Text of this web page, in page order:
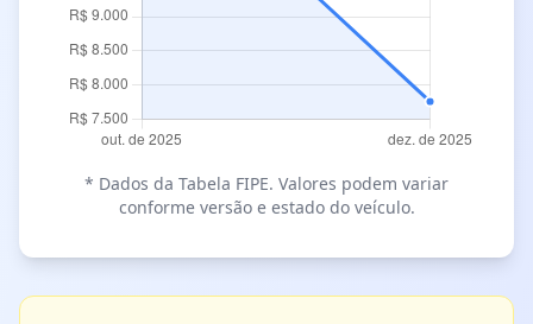
* Dados da Tabela FIPE. Valores podem variar
conforme versão e estado do veículo.